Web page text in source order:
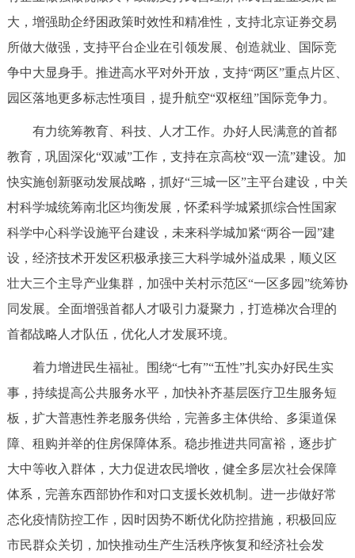
大，增强助企纾困政策时效性和精准性，支持北京证券交易
所做大做强，支持平台企业在引领发展、创造就业、国际竞
争中大显身手。推进高水平对外开放，支持“两区”重点片区、
园区落地更多标志性项目，提升航空“双枢纽”国际竞争力。
有力统筹教育、科技、人才工作。办好人民满意的首都
教育，巩固深化“双减”工作，支持在京高校“双一流”建设。加
快实施创新驱动发展战略，抓好“三城一区”主平台建设，中关
村科学城统筹南北区均衡发展，怀柔科学城紧抓综合性国家
科学中心科学设施平台建设，未来科学城加紧“两谷一园”建
设，经济技术开发区积极承接三大科学城外溢成果，顺义区
壮大三个主导产业集群，加强中关村示范区“一区多园”统筹协
同发展。全面增强首都人才吸引力凝聚力，打造梯次合理的
首都战略人才队伍，优化人才发展环境。
着力增进民生福祉。围绕“七有”“五性”扎实办好民生实
事，持续提高公共服务水平，加快补齐基层医疗卫生服务短
板，扩大普惠性养老服务供给，完善多主体供给、多渠道保
障、租购并举的住房保障体系。稳步推进共同富裕，逐步扩
大中等收入群体，大力促进农民增收，健全多层次社会保障
体系，完善东西部协作和对口支援长效机制。进一步做好常
态化疫情防控工作，因时因势不断优化防控措施，积极回应
市民群众关切，加快推动生产生活秩序恢复和经济社会发